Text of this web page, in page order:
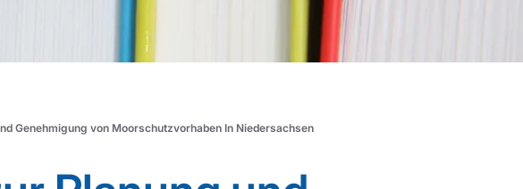
Genehmigung von Moorschutzvorhaben In Niedersachsen